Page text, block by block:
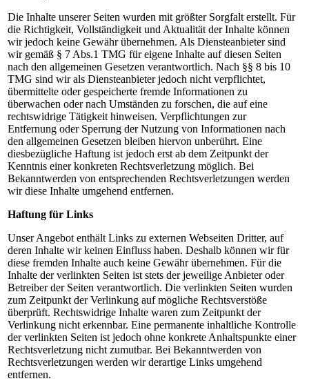
Die Inhalte unserer Seiten wurden mit größter Sorgfalt erstellt. Für
die Richtigkeit, Vollständigkeit und Aktualität der Inhalte können
wir jedoch keine Gewähr übernehmen. Als Diensteanbieter sind
wir gemäß § 7 Abs.1 TMG für eigene Inhalte auf diesen Seiten
nach den allgemeinen Gesetzen verantwortlich. Nach §§ 8 bis 10
TMG sind wir als Diensteanbieter jedoch nicht verpflichtet,
übermittelte oder gespeicherte fremde Informationen zu
überwachen oder nach Umständen zu forschen, die auf eine
rechtswidrige Tätigkeit hinweisen. Verpflichtungen zur
Entfernung oder Sperrung der Nutzung von Informationen nach
den allgemeinen Gesetzen bleiben hiervon unberührt. Eine
diesbezügliche Haftung ist jedoch erst ab dem Zeitpunkt der
Kenntnis einer konkreten Rechtsverletzung möglich. Bei
Bekanntwerden von entsprechenden Rechtsverletzungen werden
wir diese Inhalte umgehend entfernen.
Haftung für Links
Unser Angebot enthält Links zu externen Webseiten Dritter, auf
deren Inhalte wir keinen Einfluss haben. Deshalb können wir für
diese fremden Inhalte auch keine Gewähr übernehmen. Für die
Inhalte der verlinkten Seiten ist stets der jeweilige Anbieter oder
Betreiber der Seiten verantwortlich. Die verlinkten Seiten wurden
zum Zeitpunkt der Verlinkung auf mögliche Rechtsverstöße
überprüft. Rechtswidrige Inhalte waren zum Zeitpunkt der
Verlinkung nicht erkennbar. Eine permanente inhaltliche Kontrolle
der verlinkten Seiten ist jedoch ohne konkrete Anhaltspunkte einer
Rechtsverletzung nicht zumutbar. Bei Bekanntwerden von
Rechtsverletzungen werden wir derartige Links umgehend
entfernen.